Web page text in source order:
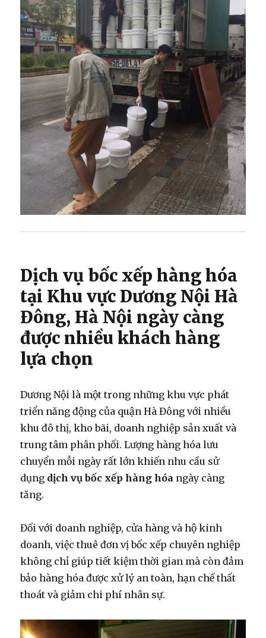
Dịch vụ bốc xếp hàng hóa
tại Khu vực Dương Nội Hà
Đông, Hà Nội ngày càng
được nhiều khách hàng
lựa chọn
Dương Nội là một trong những khu vực phát
triển năng động của quận Hà Đông với nhiều
khu đô thị, kho bãi, doanh nghiệp sản xuất và
trung tâm phân phối. Lượng hàng hóa lưu
chuyển mỗi ngày rất lớn khiến nhu cầu sử
dụng dịch vụ bốc xếp hàng hóa ngày càng
tăng.
Đối với doanh nghiệp, cửa hàng và hộ kinh
doanh, việc thuê đơn vị bốc xếp chuyên nghiệp
không chỉ giúp tiết kiệm thời gian mà còn đảm
bảo hàng hóa được xử lý an toàn, hạn chế thất
thoát và giảm chi phí nhân sự.